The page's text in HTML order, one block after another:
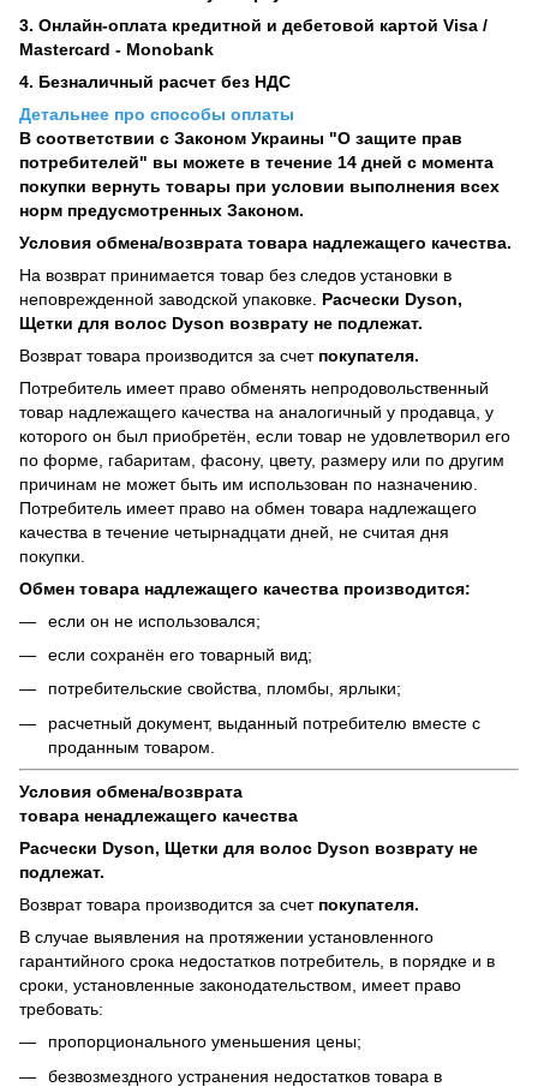
3. Онлайн-оплата кредитной и дебетовой картой Visa /
Mastercard - Monobank
4. Безналичный расчет без НДС
Детальнее про способы оплаты
В соответствии с Законом Украины "О защите прав
потребителей" вы можете в течение 14 дней с момента
покупки вернуть товары при условии выполнения всех
норм предусмотренных Законом.
Условия обмена/возврата товара надлежащего качества.
На возврат принимается товар без следов установки в
неповрежденной заводской упаковке. Расчески Dyson,
Щетки для волос Dyson возврату не подлежат.
Возврат товара производится за счет покупателя.
Потребитель имеет право обменять непродовольственный
товар надлежащего качества на аналогичный у продавца, у
которого он был приобретён, если товар не удовлетворил его
по форме, габаритам, фасону, цвету, размеру или по другим
причинам не может быть им использован по назначению.
Потребитель имеет право на обмен товара надлежащего
качества в течение четырнадцати дней, не считая дня
покупки.
Обмен товара надлежащего качества производится:
если он не использовался;
если сохранён его товарный вид;
потребительские свойства, пломбы, ярлыки;
расчетный документ, выданный потребителю вместе с
проданным товаром.
Условия обмена/возврата
товара ненадлежащего качества
Расчески Dyson, Щетки для волос Dyson возврату не
подлежат.
Возврат товара производится за счет покупателя.
В случае выявления на протяжении установленного
гарантийного срока недостатков потребитель, в порядке и в
сроки, установленные законодательством, имеет право
требовать:
пропорционального уменьшения цены;
безвозмездного устранения недостатков товара в